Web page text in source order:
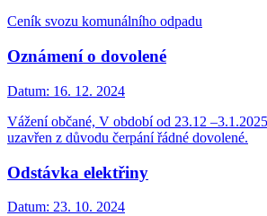
Ceník svozu komunálního odpadu
Oznámení o dovolené
Datum: 16. 12. 2024
Vážení občané, V období od 23.12
uzavřen z důvodu čerpání řádné dovolené.
Odstávka elektřiny
Datum: 23. 10. 2024